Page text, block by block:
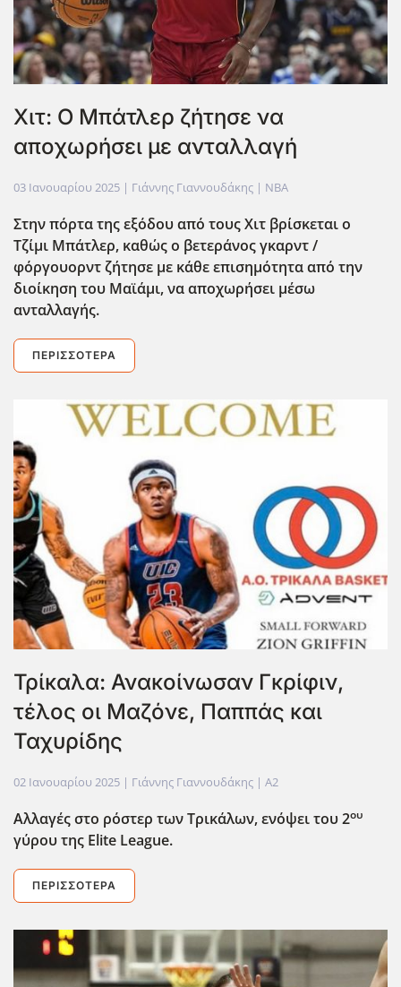
Χιτ: Ο Μπάτλερ ζήτησε να
αποχωρήσει με ανταλλαγή
03 Ιανουαρίου 2025 | Γιάννης Γιαννουδάκης | NBA
Στην πόρτα της εξόδου από τους Χιτ βρίσκεται ο
Τζίμι Μπάτλερ, καθώς ο βετεράνος γκαρντ /
φόργουορντ ζήτησε με κάθε επισημότητα από την
διοίκηση του Μαϊάμι, να αποχωρήσει μέσω
ανταλλαγής.
ΠΕΡΙΣΣΌΤΕΡΑ
Τρίκαλα: Ανακοίνωσαν Γκρίφιν,
τέλος οι Μαζόνε, Παππάς και
Ταχυρίδης
02 Ιανουαρίου 2025 | Γιάννης Γιαννουδάκης | A2
Αλλαγές στο ρόστερ των Τρικάλων, ενόψει του 2ου
γύρου της Elite League.
ΠΕΡΙΣΣΌΤΕΡΑ